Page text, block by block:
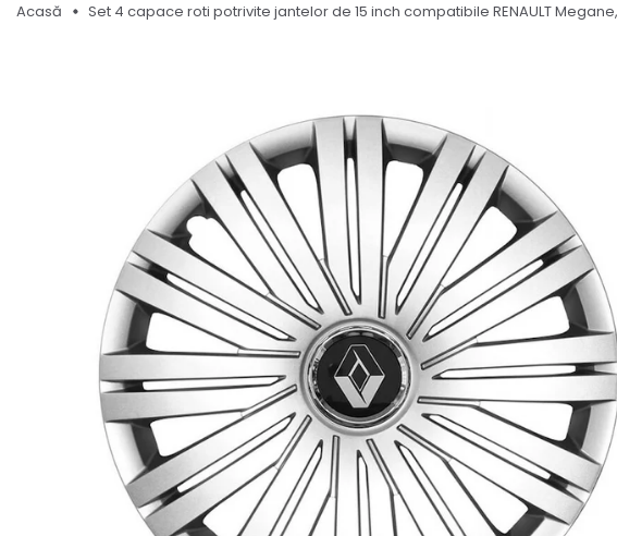
Acasă Set 4 capace roti potrivite jantelor de 15 inch compatibile RENAULT